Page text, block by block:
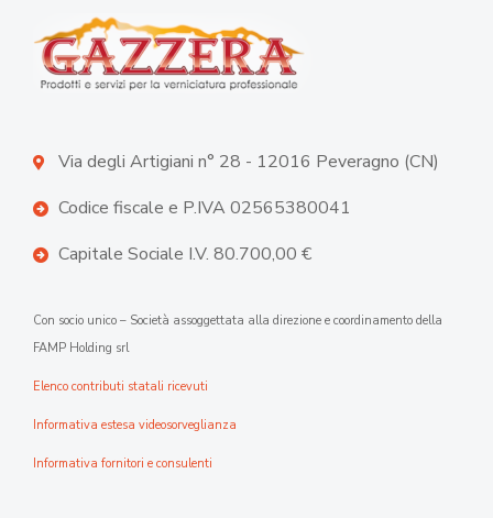
Via degli Artigiani n° 28 - 12016 Peveragno (CN)
Codice fiscale e P.IVA 02565380041
Capitale Sociale I.V. 80.700,00 €
Con socio unico – Società assoggettata alla direzione e coordinamento della
FAMP Holding srl
Elenco contributi statali ricevuti
Informativa estesa videosorveglianza
Informativa fornitori e consulenti